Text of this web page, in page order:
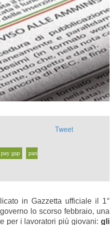
gap
pari
Tweet
in Gazzetta ufficiale il 1°
lo scorso febbraio, una
per i lavoratori più giovani: gli